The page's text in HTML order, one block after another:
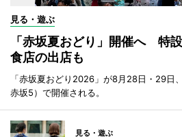
見る・遊ぶ
「赤坂夏おどり」開催へ 特
食店の出店も
「赤坂夏おどり2026」が8月28日・29日
赤坂5）で開催される。
見る・遊ぶ